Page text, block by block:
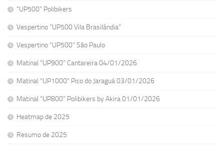
“UP500” Polibikers
Vespertino “UP500 Vila Brasilândia”
Vespertino “UP500” São Paulo
Matinal “UP900” Cantareira 04/01/2026
Matinal “UP1000” Pico do Jaraguá 03/01/2026
Matinal “UP800” Polibikers by Akira 01/01/2026
Heatmap de 2025
Resumo de 2025